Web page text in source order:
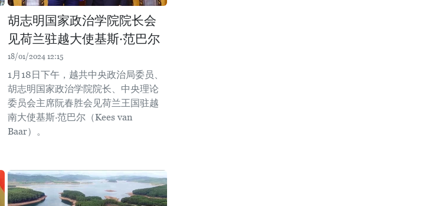
胡志明国家政治学院院长会
见荷兰驻越大使基斯·范巴尔
18/01/2024 12:15
1月18日下午，越共中央政治局委员、
胡志明国家政治学院院长、中央理论
委员会主席阮春胜会见荷兰王国驻越
南大使基斯·范巴尔（Kees van
Baar）。